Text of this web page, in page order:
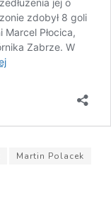
Martin Polacek